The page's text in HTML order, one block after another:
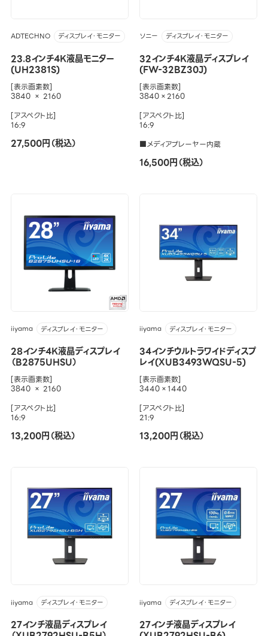
ADTECHNO ディスプレイ・モニター
23.8インチ4K液晶モニター
(UH2381S)
[表示画素数]
3840 × 2160
[アスペクト比]
16:9
27,500円（税込）
ソニー ディスプレイ・モニター
32インチ4K液晶ディスプレイ
(FW-32BZ30J)
[表示画素数]
3840×2160
[アスペクト比]
16:9
■メディアプレーヤー内蔵
16,500円（税込）
iiyama ディスプレイ・モニター
28インチ4K液晶ディスプレイ
（B2875UHSU）
[表示画素数]
3840 × 2160
[アスペクト比]
16:9
13,200円（税込）
iiyama ディスプレイ・モニター
34インチウルトラワイドディスプ
レイ(XUB3493WQSU-5)
[表示画素数]
3440×1440
[アスペクト比]
21:9
13,200円（税込）
iiyama ディスプレイ・モニター
27インチ液晶ディスプレイ
iiyama ディスプレイ・モニター
27インチ液晶ディスプレイ